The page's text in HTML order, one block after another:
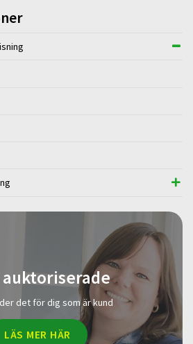
auktoriserade
det för dig som är kund
LÄS MER HÄR